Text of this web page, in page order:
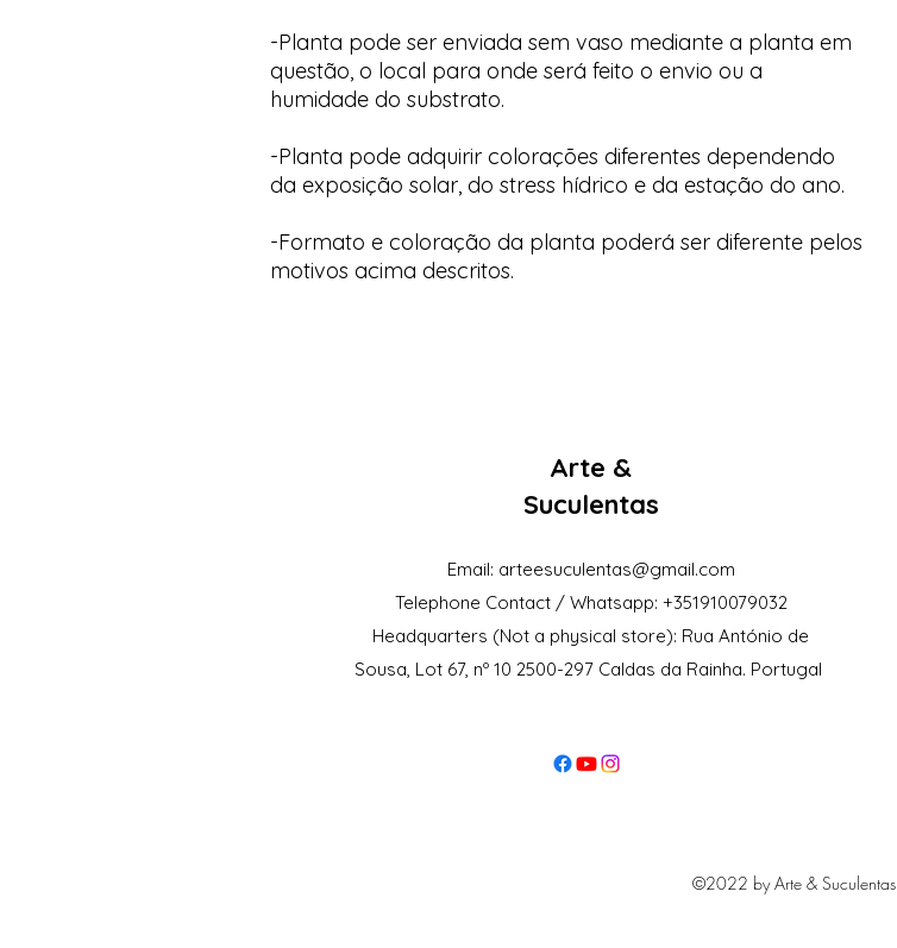
-Planta pode ser enviada sem vaso mediante a planta em
questão, o local para onde será feito o envio ou a
humidade do substrato.
-Planta pode adquirir colorações diferentes dependendo
da exposição solar, do stress hídrico e da estação do ano.
-Formato e coloração da planta poderá ser diferente pelos
motivos acima descritos.
Arte &
Suculentas
Email: arteesuculentas@gmail.com
Telephone Contact / Whatsapp: +351910079032
Headquarters (Not a physical store): Rua António de
Sousa, Lot 67, nº 10 2500-297 Caldas da Rainha. Portugal
©2022 by Arte & Suculentas.